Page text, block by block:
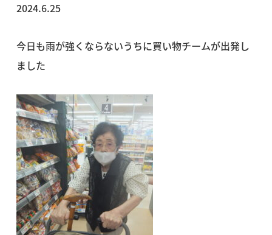
2024.6.25
今日も雨が強くならないうちに買い物チームが出発し
ました